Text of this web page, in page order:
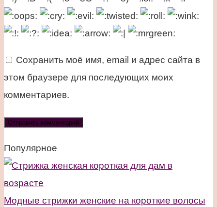
Сохранить моё имя, email и адрес сайта в
этом браузере для последующих моих
комментариев.
Популярное
Модные стрижки женские на короткие волосы